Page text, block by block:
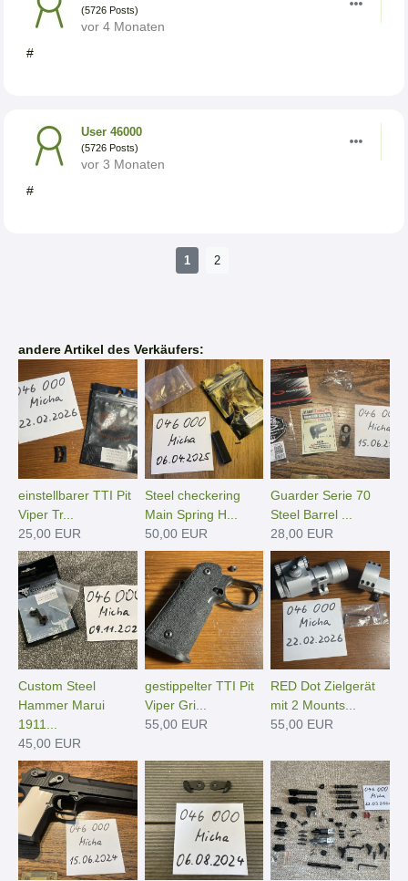
(5726 Posts)
vor 4 Monaten
#
User 46000
(5726 Posts)
vor 3 Monaten
#
1 2
andere Artikel des Verkäufers:
einstellbarer TTI Pit
Viper Tr...
25,00 EUR
Steel checkering
Main Spring H...
50,00 EUR
Guarder Serie 70
Steel Barrel ...
28,00 EUR
Custom Steel
Hammer Marui
1911...
45,00 EUR
gestippelter TTI Pit
Viper Gri...
55,00 EUR
RED Dot Zielgerät
mit 2 Mounts...
55,00 EUR